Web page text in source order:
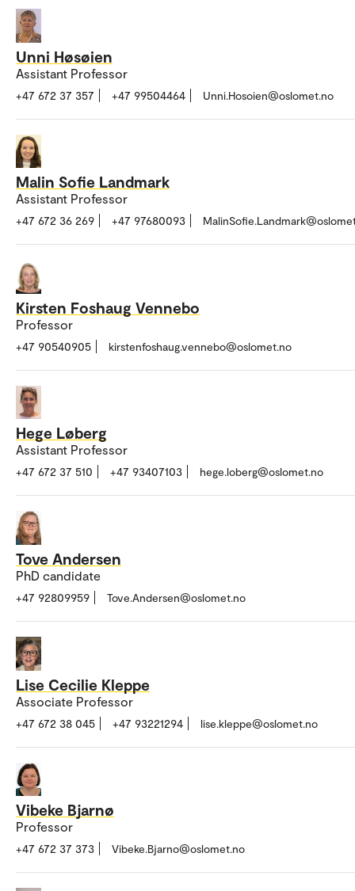
Unni Høsøien
Assistant Professor
+47 672 37 357 +47 99504464 Unni.Hosoien@oslomet.no
Malin Sofie Landmark
Assistant Professor
+47 672 36 269 +47 97680093
Kirsten Foshaug Vennebo
Professor
+47 90540905 kirstenfoshaug.vennebo@oslomet.no
Hege Løberg
Assistant Professor
+47 672 37 510 +47 93407103 hege.loberg@oslomet.no
Tove Andersen
PhD candidate
+47 92809959 Tove.Andersen@oslomet.no
Lise Cecilie Kleppe
Associate Professor
+47 672 38 045 +47 93221294 lise.kleppe@oslomet.no
Vibeke Bjarnø
Professor
+47 672 37 373 Vibeke.Bjarno@oslomet.no